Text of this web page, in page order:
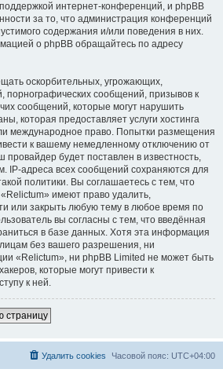
интернет-конференций, и phpBB
за то, что администрация конференций
содержания и/или поведения в них.
о phpBB обращайтесь по адресу
оскорбительных, угрожающих,
порнографических сообщений, призывов к
сообщений, которые могут нарушить
которая предоставляет услуги хостинга
международное право. Попытки размещения
к вашему немедленному отключению от
будет поставлен в известность,
IP-адреса всех сообщений сохраняются для
политики. Вы соглашаетесь с тем, что
имеют право удалить,
или закрыть любую тему в любое время по
вы согласны с тем, что введённая
в базе данных. Хотя эта информация
без вашего разрешения, ни
«Relictum», ни phpBB Limited не может быть
которые могут привести к
к ней.
страницу
Часовой пояс: UTC+04:00
Удалить cookies